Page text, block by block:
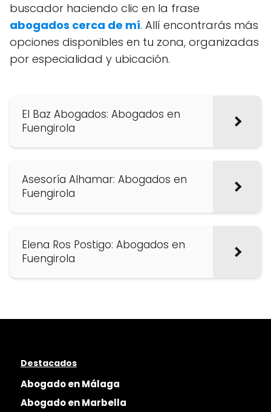
buscador haciendo clic en la frase
abogados cerca de mí. Allí encontrarás más
opciones disponibles en tu zona, organizadas
por especialidad y ubicación.
El Baz Abogados: Abogados en
Fuengirola
Asesoría Alhamar: Abogados en
Fuengirola
Elena Ros Postigo: Abogados en
Fuengirola
Destacados
Abogado en Málaga
Abogado en Marbella